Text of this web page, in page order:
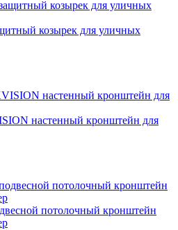
козырек для уличных
настенный кронштейн для
потолочный кронштейн